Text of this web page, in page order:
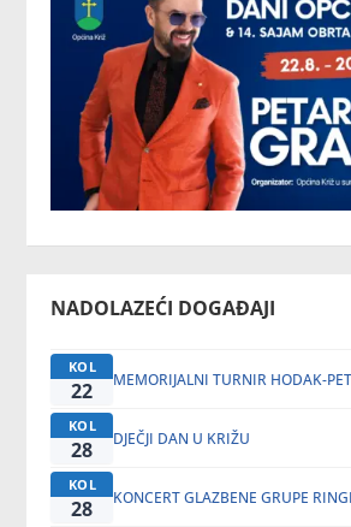
NADOLAZEĆI DOGAĐAJI
KOL
22 MEMORIJALNI TURNIR HODAK-
KOL
28 DJEČJI DAN U KRIŽU
KOL
28 KONCERT GLAZBENE GRUPE